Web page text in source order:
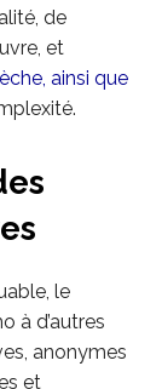
de
et
ainsi que
le
à d’autres
anonymes
et